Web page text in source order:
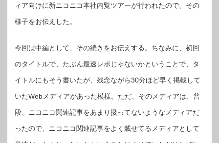
ィア向けに新ニコニコ本社内覧ツアーが行われたので、その
様子をお伝えした。
今回は中編として、その続きをお伝えする。ちなみに、初回
のタイトルで、たぶん最速レポじゃないかということで、タ
イトルにもそう書いたが、残念ながら30分ほど早く掲載して
いたWebメディアがあった模様。ただ、そのメディアは、普
段、ニコニコ関連記事をあまり扱ってないようなメディアだ
ったので、ニコニコ関連記事をよく載せてるメディアとして